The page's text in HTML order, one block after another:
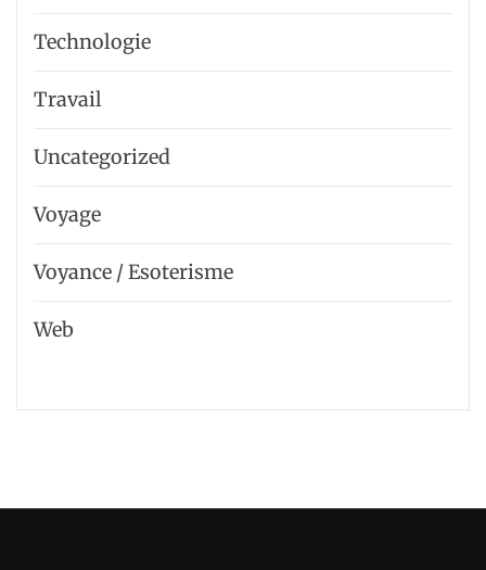
Technologie
Travail
Uncategorized
Voyage
Voyance / Esoterisme
Web